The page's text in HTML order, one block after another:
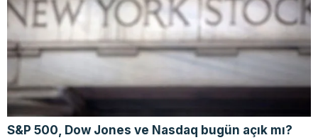
S&P 500, Dow Jones ve Nasdaq bugün açık mı?